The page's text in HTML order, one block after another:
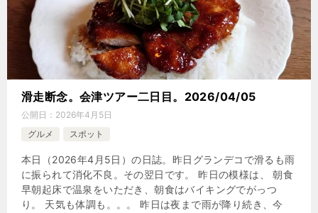
滑走断念。会津ツアー二日目。2026/04/05
公開日： 2026年4月5日
グルメ
スポット
本日（2026年4月5日）の日誌。昨日グランデコで滑るも雨
に振られて消化不良。その翌日です。 昨日の模様は、 朝食
早朝起床で温泉をいただき、朝食はバイキングでがっつ
り。 天気も体調も。。。 昨日は夜まで雨が降り続き、今